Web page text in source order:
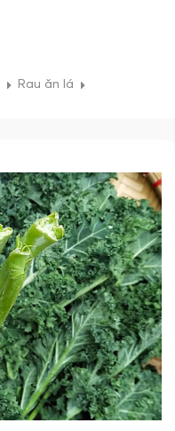
Rau ăn lá